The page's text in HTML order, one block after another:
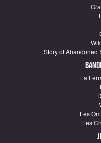
Story of Abandoned
La
Les
Les